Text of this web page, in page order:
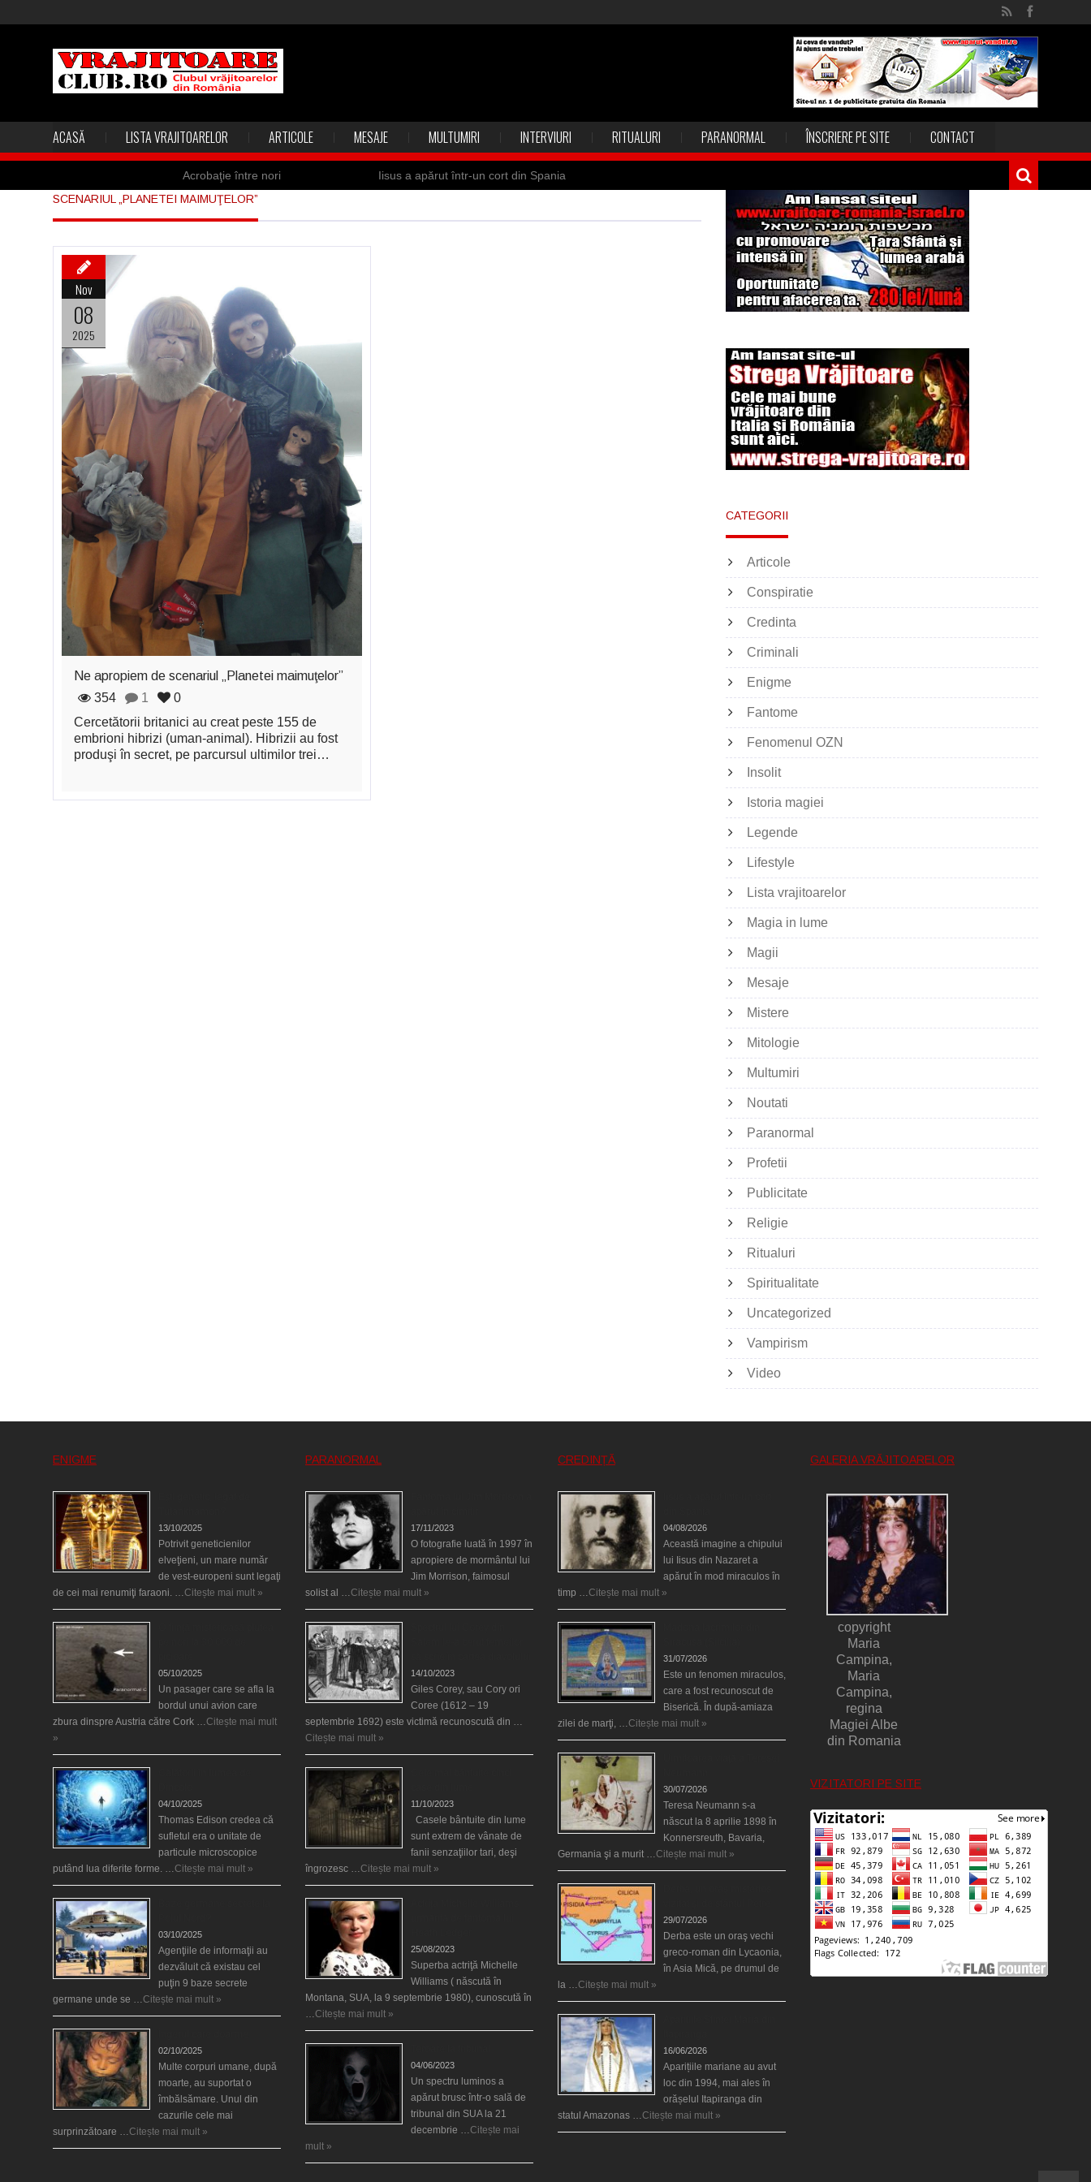
ACASĂ LISTA VRAJITOARELOR ARTICOLE MESAJE MULTUMIRI INTERVIURI RITUALURI PARANORMAL ÎNSCRIERE PE SITE CONTACT
Acrobaţie între nori Iisus a apărut într-un cort din Spania
Marea vânătoare de vrăjitoare din Suedia Magia în Thailanda
Şi-a vândut soţia pentru un ritual de magie neagră
SCENARIUL „PLANETEI MAIMUŢELOR”
Nov
08
2025
Ne apropiem de scenariul „Planetei maimuţelor”
354
1
0
Cercetătorii britanici au creat peste 155 de
embrioni hibrizi (uman-animal). Hibrizii au fost
produşi în secret, pe parcursul ultimilor trei…
CATEGORII
Articole
Conspiratie
Credinta
Criminali
Enigme
Fantome
Fenomenul OZN
Insolit
Istoria magiei
Legende
Lifestyle
Lista vrajitoarelor
Magia in lume
Magii
Mesaje
Mistere
Mitologie
Multumiri
Noutati
Paranormal
Profetii
Publicitate
Religie
Ritualuri
Spiritualitate
Uncategorized
Vampirism
Video
ENIGME
13/10/2025
Potrivit geneticienilor
elveţieni, un mare număr
de vest-europeni sunt legaţi
de cei mai renumiţi faraoni. …Citește mai mult »
05/10/2025
Un pasager care se afla la
bordul unui avion care
zbura dinspre Austria către Cork …Citește mai mult
»
04/10/2025
Thomas Edison credea că
sufletul era o unitate de
particule microscopice
putând lua diferite forme. …Citește mai mult »
03/10/2025
Agenţiile de informaţii au
dezvăluit că existau cel
puţin 9 baze secrete
germane unde se …Citește mai mult »
02/10/2025
Multe corpuri umane, după
moarte, au suportat o
îmbălsămare. Unul din
cazurile cele mai
surprinzătoare …Citește mai mult »
PARANORMAL
17/11/2023
O fotografie luată în 1997 în
apropiere de mormântul lui
Jim Morrison, faimosul
solist al …Citește mai mult »
14/10/2023
Giles Corey, sau Cory ori
Coree (1612 – 19
septembrie 1692) este victimă recunoscută din …
Citește mai mult »
11/10/2023
Casele bântuite din lume
sunt extrem de vânate de
fanii senzaţiilor tari, deşi
îngrozesc …Citește mai mult »
25/08/2023
Superba actriţă Michelle
Williams ( născută în
Montana, SUA, la 9 septembrie 1980), cunoscută în
…Citește mai mult »
04/06/2023
Un spectru luminos a
apărut brusc într-o sală de
tribunal din SUA la 21
decembrie …Citește mai
mult »
CREDINȚĂ
04/08/2026
Această imagine a chipului
lui Iisus din Nazaret a
apărut în mod miraculos în
timp …Citește mai mult »
31/07/2026
Este un fenomen miraculos,
care a fost recunoscut de
Biserică. În după-amiaza
zilei de marţi, …Citește mai mult »
30/07/2026
Teresa Neumann s-a
născut la 8 aprilie 1898 în
Konnersreuth, Bavaria,
Germania şi a murit …Citește mai mult »
29/07/2026
Derba este un oraş vechi
greco-roman din Lycaonia,
în Asia Mică, pe drumul de
la …Citește mai mult »
16/06/2026
Aparițiile mariane au avut
loc din 1994, mai ales în
orășelul Itapiranga din
statul Amazonas …Citește mai mult »
GALERIA VRĂJITOARELOR
copyright
Maria
Campina,
Maria
Campina,
regina
Magiei Albe
din Romania
VIZITATORI PE SITE